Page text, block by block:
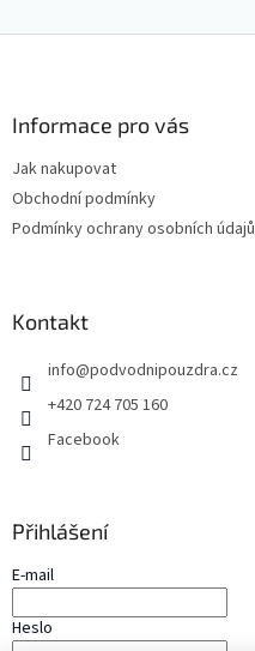
Informace pro vás
Jak nakupovat
Obchodní podmínky
Podmínky ochrany osobních údajů
Kontakt
info@podvodnipouzdra.cz
+420 724 705 160
Facebook
Přihlášení
E-mail
Heslo